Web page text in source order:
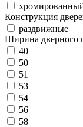
Конструкция
раздвижные
Ширина дверного
40
50
51
53
54
56
58